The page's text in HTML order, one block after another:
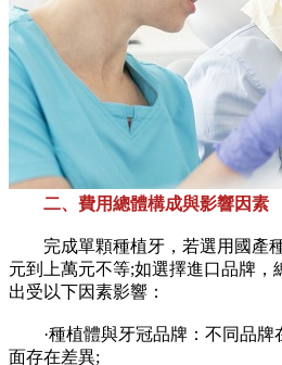
二、費用總體構成與影響因素
完成單顆種植牙，若選用國產
元到上萬元不等;如選擇進口品牌，
出受以下因素影響：
·種植體與牙冠品牌：不同品牌
面存在差異;